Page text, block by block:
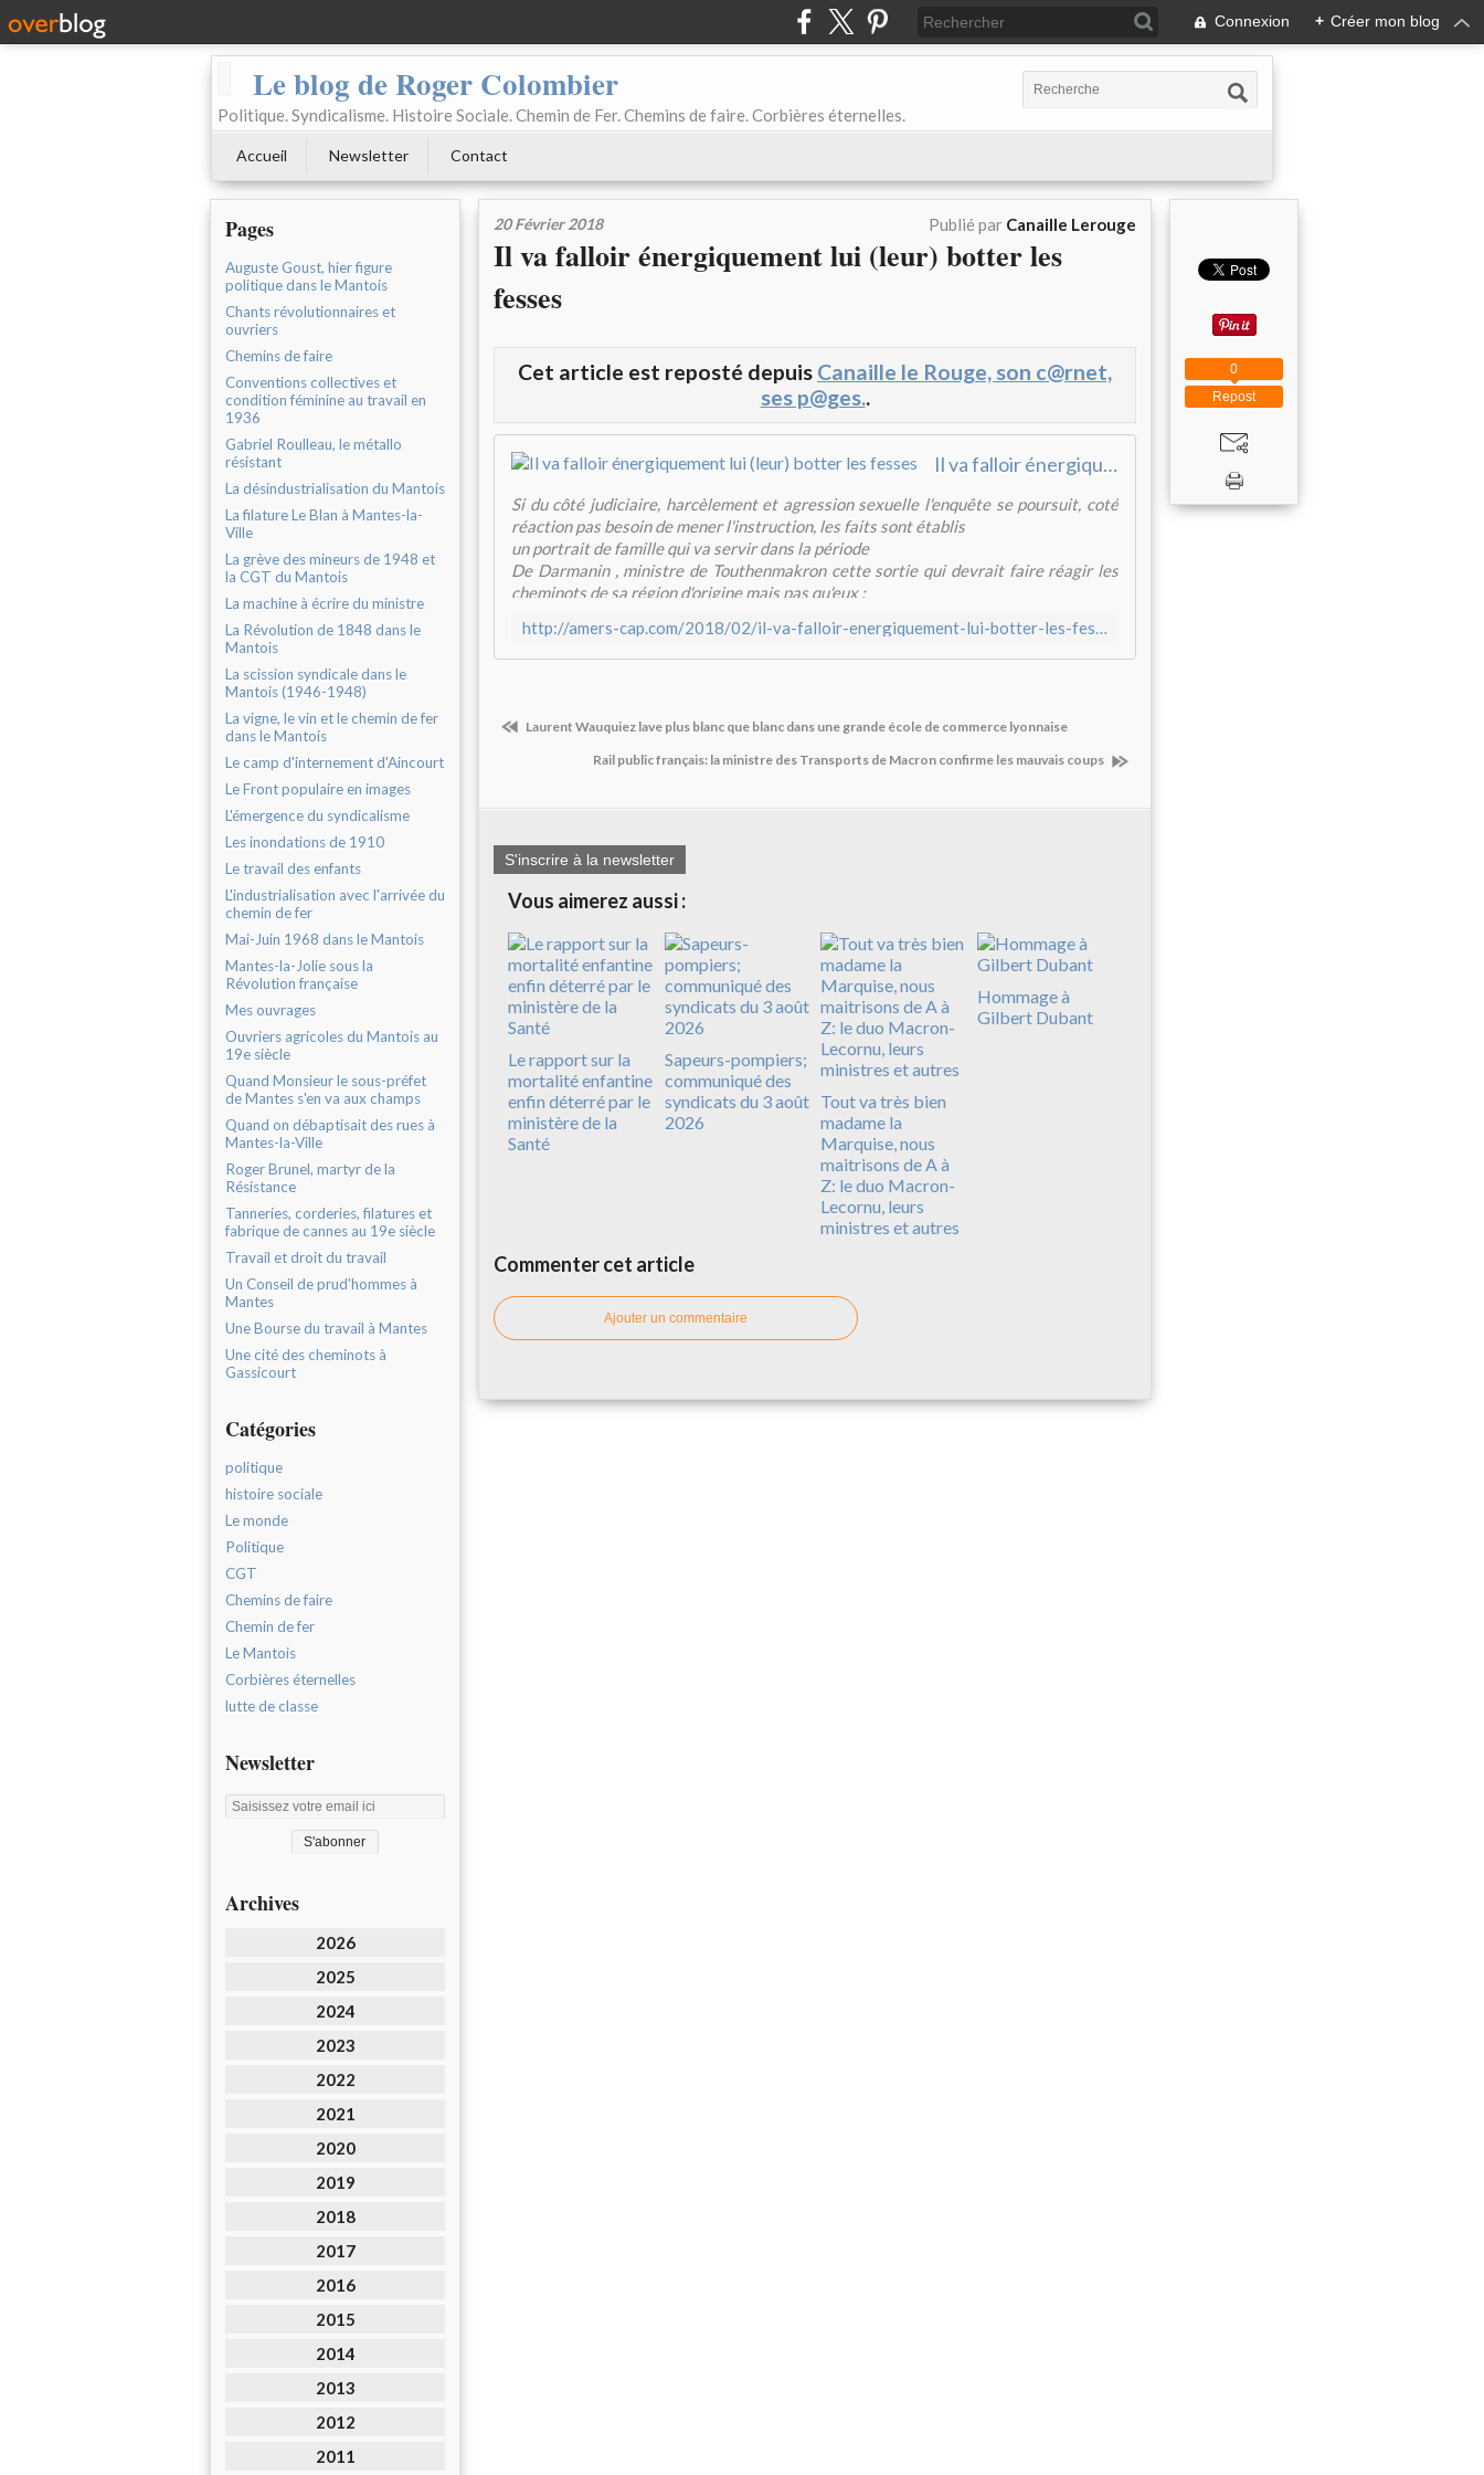
Connexion + Créer mon blog
Le blog de Roger Colombier
Politique. Syndicalisme. Histoire Sociale. Chemin de Fer. Chemins de faire. Corbières éternelles.
Accueil Newsletter Contact
Pages
Auguste Goust, hier figure
politique dans le Mantois
Chants révolutionnaires et
ouvriers
Chemins de faire
Conventions collectives et
condition féminine au travail en
1936
Gabriel Roulleau, le métallo
résistant
La désindustrialisation du Mantois
La filature Le Blan à Mantes-la-
Ville
La grève des mineurs de 1948 et
la CGT du Mantois
La machine à écrire du ministre
La Révolution de 1848 dans le
Mantois
La scission syndicale dans le
Mantois (1946-1948)
La vigne, le vin et le chemin de fer
dans le Mantois
Le camp d'internement d'Aincourt
Le Front populaire en images
L'émergence du syndicalisme
Les inondations de 1910
Le travail des enfants
L'industrialisation avec l'arrivée du
chemin de fer
Mai-Juin 1968 dans le Mantois
Mantes-la-Jolie sous la
Révolution française
Mes ouvrages
Ouvriers agricoles du Mantois au
19e siècle
Quand Monsieur le sous-préfet
de Mantes s'en va aux champs
Quand on débaptisait des rues à
Mantes-la-Ville
Roger Brunel, martyr de la
Résistance
Tanneries, corderies, filatures et
fabrique de cannes au 19e siècle
Travail et droit du travail
Un Conseil de prud'hommes à
Mantes
Une Bourse du travail à Mantes
Une cité des cheminots à
Gassicourt
Catégories
politique
histoire sociale
Le monde
Politique
CGT
Chemins de faire
Chemin de fer
Le Mantois
Corbières éternelles
lutte de classe
Newsletter
Archives
2026
2025
2024
2023
2022
2021
2020
2019
2018
2017
2016
2015
2014
2013
2012
2011
20 Février 2018 Publié par Canaille Lerouge
Il va falloir énergiquement lui (leur) botter les
fesses
Cet article est reposté depuis Canaille le Rouge, son c@rnet,
ses p@ges..
Il va falloir énergiquement lui (leur) botter les fesses
Si du côté judiciaire, harcèlement et agression sexuelle l'enquête se poursuit, coté
réaction pas besoin de mener l'instruction, les faits sont établis
un portrait de famille qui va servir dans la période
De Darmanin , ministre de Touthenmakron cette sortie qui devrait faire réagir les
cheminots de sa région d'origine mais pas qu'eux :
http://amers-cap.com/2018/02/il-va-falloir-energiquement-lui-botter-les-fesses.html
Laurent Wauquiez lave plus blanc que blanc dans une grande école de commerce lyonnaise
Rail public français: la ministre des Transports de Macron confirme les mauvais coups
S'inscrire à la newsletter
Vous aimerez aussi :
Le rapport sur la
mortalité enfantine
enfin déterré par le
ministère de la
Santé
Sapeurs-pompiers;
communiqué des
syndicats du 3 août
2026
Tout va très bien
madame la
Marquise, nous
maitrisons de A à
Z: le duo Macron-
Lecornu, leurs
ministres et autres
Hommage à
Gilbert Dubant
Commenter cet article
Ajouter un commentaire
Repost
0